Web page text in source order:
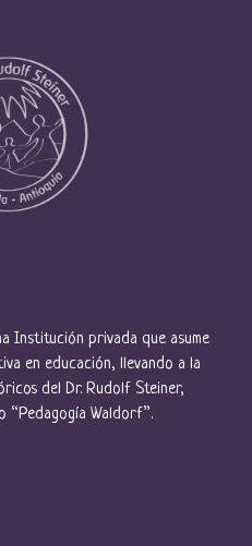
Institución privada que asume
en educación, llevando a la
del Dr. Rudolf Steiner,
“Pedagogía Waldorf”.